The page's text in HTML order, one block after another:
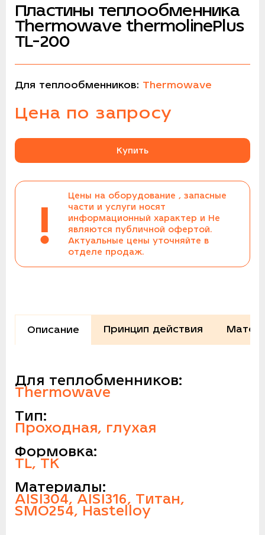
Пластины теплообменника
Thermowave thermolinePlus
TL-200
Для теплообменников: Thermowave
Цена по запросу
Купить
!
Цены на оборудование , запасные
части и услуги носят
информационный характер и Не
являются публичной офертой.
Актуальные цены уточняйте в
отделе продаж.
Описание Принцип действия
Для теплобменников:
Thermowave
Тип:
Проходная, глухая
Формовка:
TL, TK
Материалы:
AISI304, AISI316, Титан,
SMO254, Hastelloy